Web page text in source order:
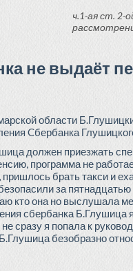
ч.1-ая ст. 2-
не выдаёт
области
Cбербанка
должен приезжать
программа не
брать такси и
за
кто она но выслушала
сбербанка
сразу я попала к
безобразно